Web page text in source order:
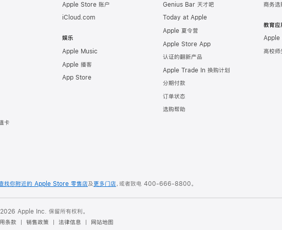
卡
Apple Store 账户
iCloud.com
娱乐
Apple Music
Apple 播客
App Store
Genius Bar 天才吧
Today at Apple
Apple 夏令营
Apple Store App
认证的翻新产品
Apple Trade In 换购计划
分期付款
订单状态
选购帮助
商务选
教育应
Apple
高校师
找你附近的 Apple Store 零售店及更多门店，或者致电 400-666-8800。
Apple Inc. 保留所有权利。
条款 销售政策 法律信息 网站地图